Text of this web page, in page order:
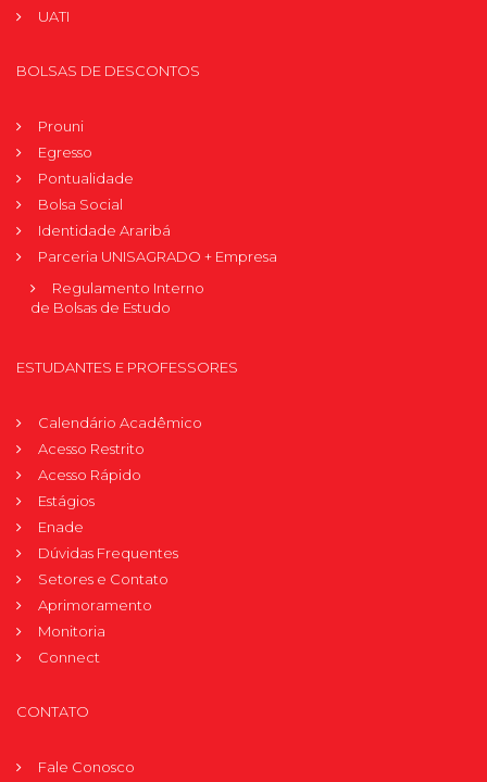
UATI
BOLSAS DE DESCONTOS
Prouni
Egresso
Pontualidade
Bolsa Social
Identidade Araribá
Parceria UNISAGRADO + Empresa
Regulamento Interno
de Bolsas de Estudo
ESTUDANTES E PROFESSORES
Calendário Acadêmico
Acesso Restrito
Acesso Rápido
Estágios
Enade
Dúvidas Frequentes
Setores e Contato
Aprimoramento
Monitoria
Connect
CONTATO
Fale Conosco